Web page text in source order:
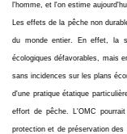
l'homme, et l'on estime
Les effets de la pêche non
du monde entier. En effet, la
écologiques défavorables, mais
sans incidences sur les plans
d'une pratique étatique
effort de pêche. L'OMC
protection et de préservation